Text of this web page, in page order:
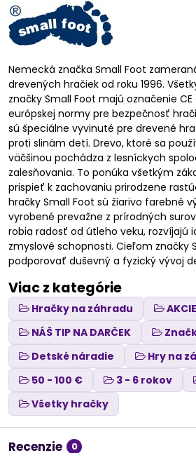
Nemecká značka Small Foot
drevených hračiek od roku 1996.
značky Small Foot majú označenie
európskej normy pre bezpečnosť
sú špeciálne vyvinuté pre drevené
proti slinám detí. Drevo, ktoré sa
väčšinou pochádza z lesníckych
zalesňovania. To ponúka všetkým
prispieť k zachovaniu prirodzene
hračky Small Foot sú žiarivo farebné
vyrobené prevažne z prírodných
robia radosť od útleho veku, rozvíjajú
zmyslové schopnosti. Cieľom značky
podporovať duševný a fyzický vývoj
Viac z kategórie
Hračky na záhradu
NÁŠ TIP NA DARČEK
Detské náradie
Hry na
50 - 100 €
3 - 6 rokov
Všetky hračky
Recenzie 0